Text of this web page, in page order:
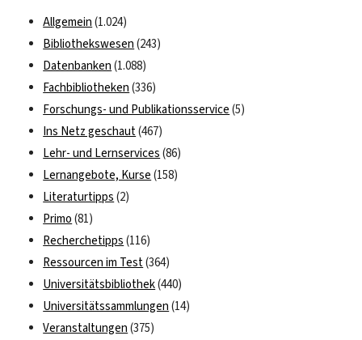
Allgemein (1.024)
Bibliothekswesen (243)
Datenbanken (1.088)
Fachbibliotheken (336)
Forschungs- und Publikationsservice (5)
Ins Netz geschaut(467)
Lehr- und Lernservices (86)
Lernangebote, Kurse (158)
Literaturtipps (2)
Primo (81)
Recherchetipps (116)
Ressourcen im Test(364)
Universitätsbibliothek(440)
Universitätssammlungen (14)
Veranstaltungen (375)